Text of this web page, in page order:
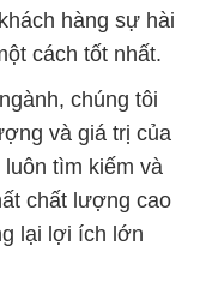
hàng sự hài
cách tốt nhất.
chúng tôi
và giá trị của
tìm kiếm và
chất lượng cao
lại lợi ích lớn